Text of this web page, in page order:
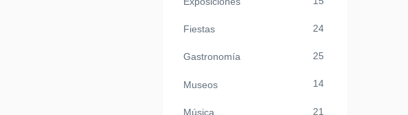
Fiestas 24
Gastronomía 25
Museos 14
Música 21